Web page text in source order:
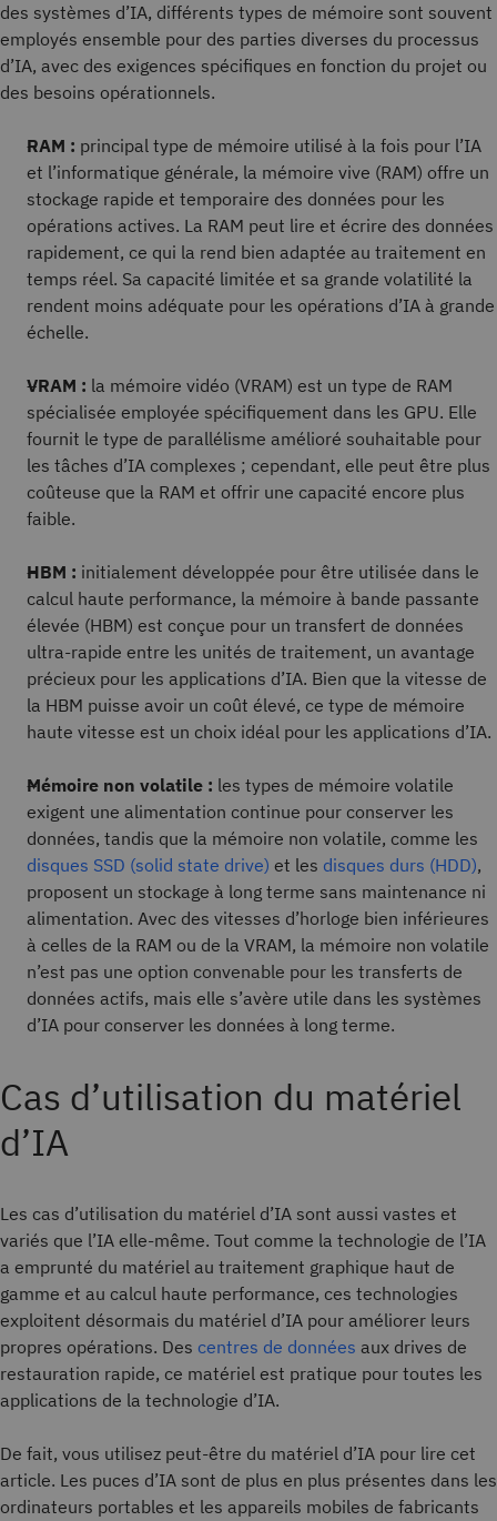
des systèmes d’IA, différents types de mémoire sont souvent
employés ensemble pour des parties diverses du processus
d’IA, avec des exigences spécifiques en fonction du projet ou
des besoins opérationnels.
RAM : principal type de mémoire utilisé à la fois pour l’IA
et l’informatique générale, la mémoire vive (RAM) offre un
stockage rapide et temporaire des données pour les
opérations actives. La RAM peut lire et écrire des données
rapidement, ce qui la rend bien adaptée au traitement en
temps réel. Sa capacité limitée et sa grande volatilité la
rendent moins adéquate pour les opérations d’IA à grande
échelle.
VRAM : la mémoire vidéo (VRAM) est un type de RAM
spécialisée employée spécifiquement dans les GPU. Elle
fournit le type de parallélisme amélioré souhaitable pour
les tâches d’IA complexes ; cependant, elle peut être plus
coûteuse que la RAM et offrir une capacité encore plus
faible.
HBM : initialement développée pour être utilisée dans le
calcul haute performance, la mémoire à bande passante
élevée (HBM) est conçue pour un transfert de données
ultra-rapide entre les unités de traitement, un avantage
précieux pour les applications d’IA. Bien que la vitesse de
la HBM puisse avoir un coût élevé, ce type de mémoire
haute vitesse est un choix idéal pour les applications d’IA.
Mémoire non volatile : les types de mémoire volatile
exigent une alimentation continue pour conserver les
données, tandis que la mémoire non volatile, comme les
disques SSD (solid state drive) et les disques durs (HDD),
proposent un stockage à long terme sans maintenance ni
alimentation. Avec des vitesses d’horloge bien inférieures
à celles de la RAM ou de la VRAM, la mémoire non volatile
n’est pas une option convenable pour les transferts de
données actifs, mais elle s’avère utile dans les systèmes
d’IA pour conserver les données à long terme.
Cas d’utilisation du matériel
d’IA
Les cas d’utilisation du matériel d’IA sont aussi vastes et
variés que l’IA elle-même. Tout comme la technologie de l’IA
a emprunté du matériel au traitement graphique haut de
gamme et au calcul haute performance, ces technologies
exploitent désormais du matériel d’IA pour améliorer leurs
propres opérations. Des centres de données aux drives de
restauration rapide, ce matériel est pratique pour toutes les
applications de la technologie d’IA.
De fait, vous utilisez peut-être du matériel d’IA pour lire cet
article. Les puces d’IA sont de plus en plus présentes dans les
ordinateurs portables et les appareils mobiles de fabricants